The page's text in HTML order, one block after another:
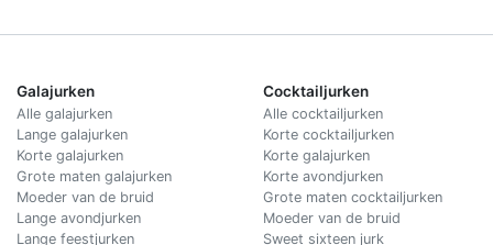
Galajurken
Alle galajurken
Lange galajurken
Korte galajurken
Grote maten galajurken
Moeder van de bruid
Lange avondjurken
Lange feestjurken
Cocktailjurken
Alle cocktailjurken
Korte cocktailjurken
Korte galajurken
Korte avondjurken
Grote maten cocktailjurken
Moeder van de bruid
Sweet sixteen jurk